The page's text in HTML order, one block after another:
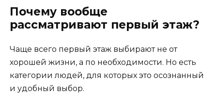
Почему вообще
рассматривают первый этаж?
Чаще всего первый этаж выбирают не от
хорошей жизни, а по необходимости. Но есть
категории людей, для которых это осознанный
и удобный выбор.